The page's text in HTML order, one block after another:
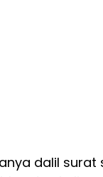
dalil